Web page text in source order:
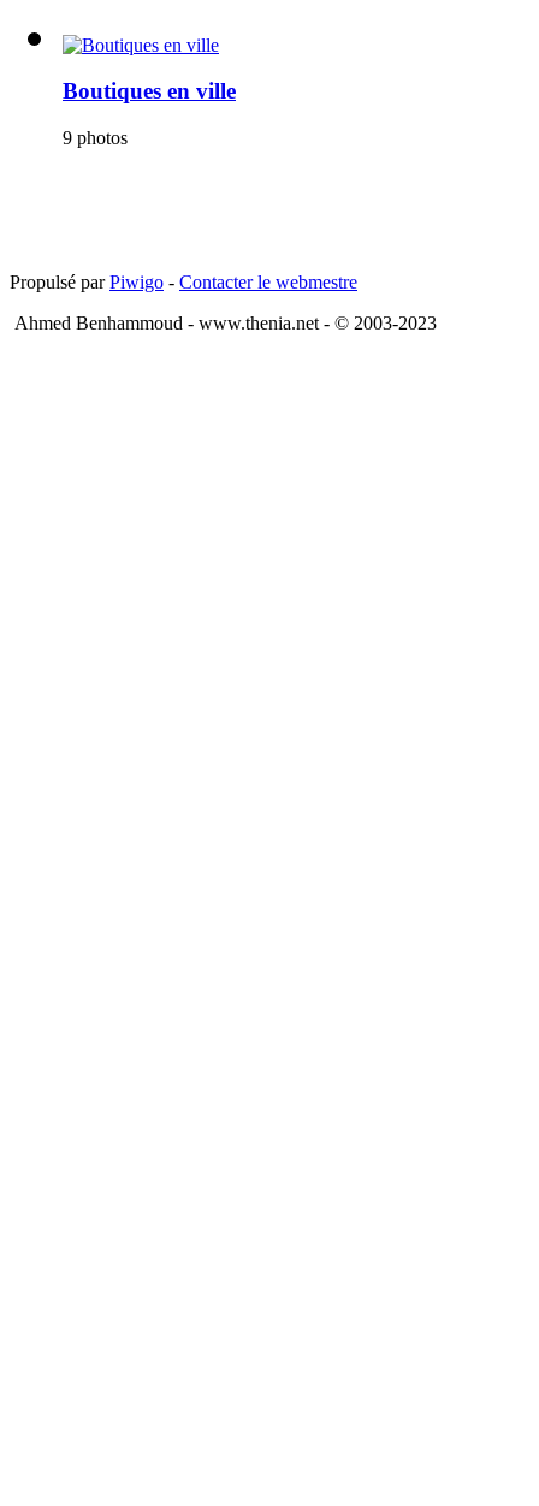
Boutiques en ville
9 photos
Propulsé parPiwigo - Contacter le webmestre
Ahmed Benhammoud - www.thenia.net - © 2003-2023